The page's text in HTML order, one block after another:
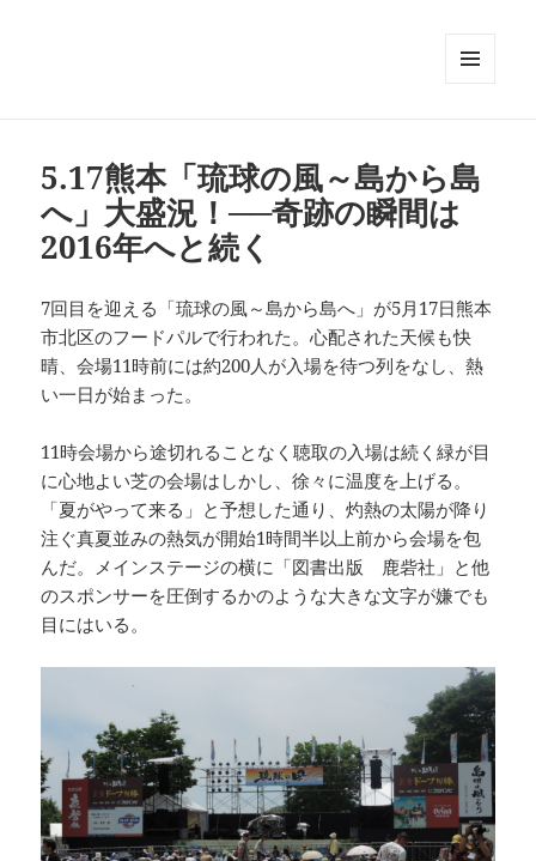
ット
5.17熊本「琉球の風～島から島
へ」大盛況！──奇跡の瞬間は
2016年へと続く
7回目を迎える「琉球の風～島から島へ」が5月17日熊本
市北区のフードパルで行われた。心配された天候も快
晴、会場11時前には約200人が入場を待つ列をなし、熱
い一日が始まった。
11時会場から途切れることなく聴取の入場は続く緑が目
に心地よい芝の会場はしかし、徐々に温度を上げる。
「夏がやって来る」と予想した通り、灼熱の太陽が降り
注ぐ真夏並みの熱気が開始1時間半以上前から会場を包
んだ。メインステージの横に「図書出版 鹿砦社」と他
のスポンサーを圧倒するかのような大きな文字が嫌でも
目にはいる。